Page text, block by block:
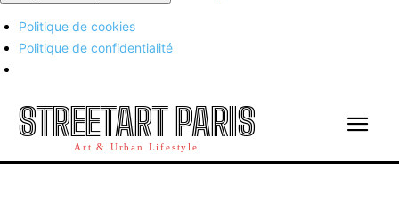
Politique de cookies
Politique de confidentialité
STREETART PARIS
Art & Urban Lifestyle